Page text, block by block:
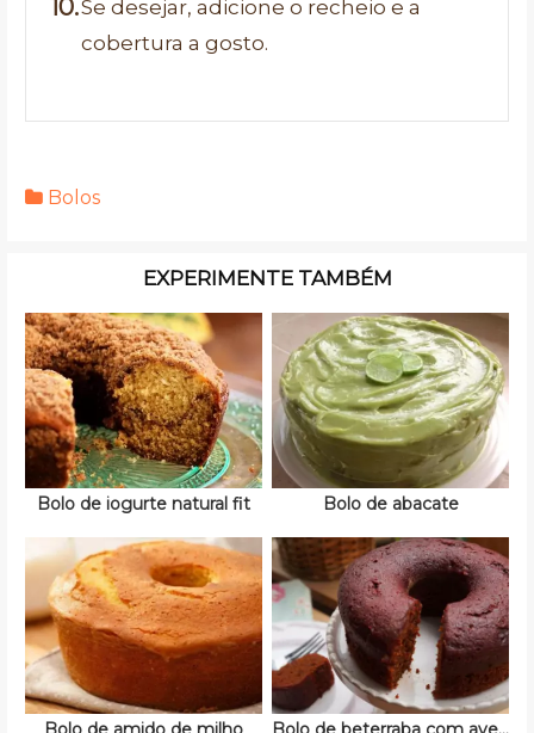
Se desejar, adicione o recheio e a
cobertura a gosto.
Bolos
EXPERIMENTE TAMBÉM
Bolo de iogurte natural fit Bolo de abacate